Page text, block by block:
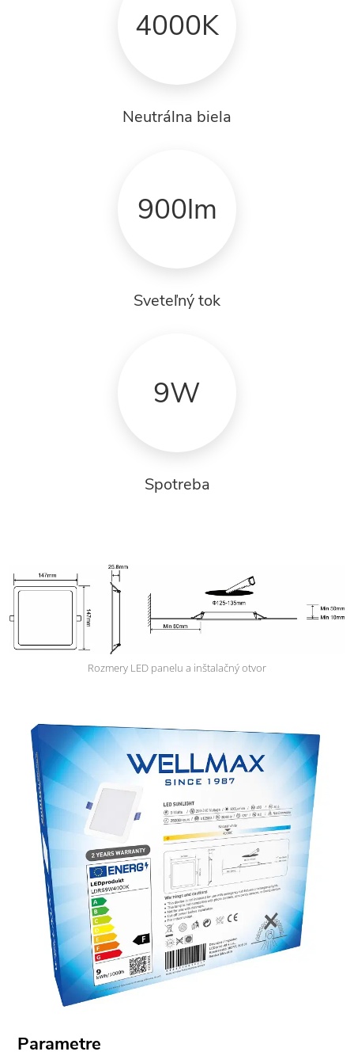
4000K
Neutrálna biela
900lm
Sveteľný tok
9W
Spotreba
Rozmery LED panelu a inštalačný otvor
Parametre